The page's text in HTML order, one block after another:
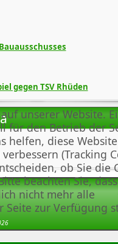
gegen TSV Rhüden
unserer Website.
für den Betrieb der
helfen, diese
(Tracking
ob Sie die
beachten Sie,
nicht mehr alle
Seite zur Verfügung